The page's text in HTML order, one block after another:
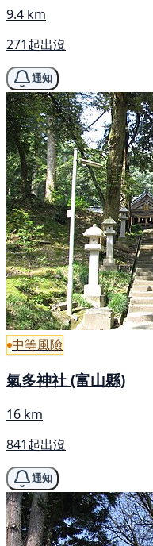
9.4 km
271起出沒
通知
中等風險
氣多神社 (富山縣)
16 km
841起出沒
通知